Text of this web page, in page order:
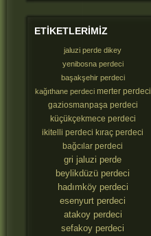
ETIKETLERIMIZ
jaluzi perde dikey
yenibosna perdeci
başakşehir perdeci
kağıthane perdeci merter perdeci
gaziosmanpaşa perdeci
küçükçekmece perdeci
ikitelli perdeci kıraç perdeci
bağcılar perdeci
gri jaluzi perde
beylikdüzü perdeci
hadımköy perdeci
esenyurt perdeci
atakoy perdeci
sefakoy perdeci